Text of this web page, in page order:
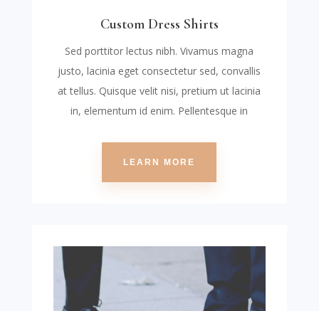
Custom Dress Shirts
Sed porttitor lectus nibh. Vivamus magna
justo, lacinia eget consectetur sed, convallis
at tellus. Quisque velit nisi, pretium ut lacinia
in, elementum id enim. Pellentesque in
LEARN MORE